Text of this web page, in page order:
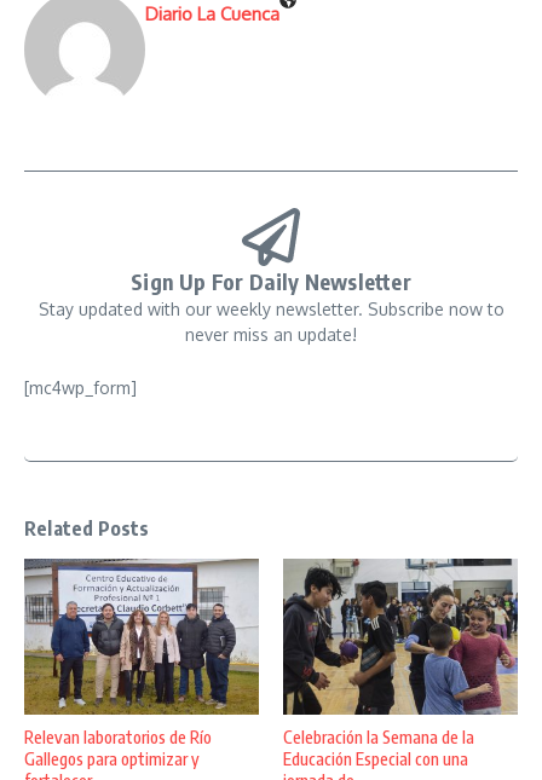
Diario La Cuenca
Sign Up For Daily Newsletter
Stay updated with our weekly newsletter. Subscribe now to
never miss an update!
[mc4wp_form]
Related Posts
Relevan laboratorios de Río
Gallegos para optimizar y
Celebración la Semana de la
Educación Especial con una